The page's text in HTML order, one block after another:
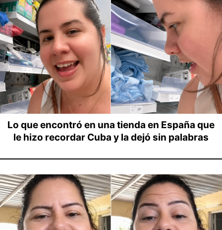
Lo que encontró en una tienda en España que
le hizo recordar Cuba y la dejó sin palabras